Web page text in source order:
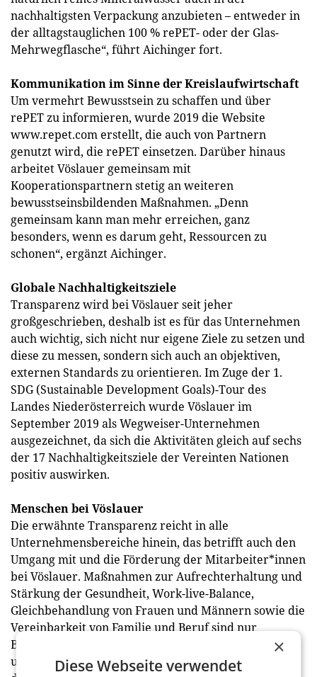
nachhaltigsten Verpackung anzubieten – entweder in
der alltagstauglichen 100 % rePET- oder der Glas-
Mehrwegflasche“, führt Aichinger fort.
Kommunikation im Sinne der Kreislaufwirtschaft
Um vermehrt Bewusstsein zu schaffen und über
rePET zu informieren, wurde 2019 die Website
www.repet.com erstellt, die auch von Partnern
genutzt wird, die rePET einsetzen. Darüber hinaus
arbeitet Vöslauer gemeinsam mit
Kooperationspartnern stetig an weiteren
bewusstseinsbildenden Maßnahmen. „Denn
gemeinsam kann man mehr erreichen, ganz
besonders, wenn es darum geht, Ressourcen zu
schonen“, ergänzt Aichinger.
Globale Nachhaltigkeitsziele
Transparenz wird bei Vöslauer seit jeher
großgeschrieben, deshalb ist es für das Unternehmen
auch wichtig, sich nicht nur eigene Ziele zu setzen und
diese zu messen, sondern sich auch an objektiven,
externen Standards zu orientieren. Im Zuge der 1.
SDG (Sustainable Development Goals)-Tour des
Landes Niederösterreich wurde Vöslauer im
September 2019 als Wegweiser-Unternehmen
ausgezeichnet, da sich die Aktivitäten gleich auf sechs
der 17 Nachhaltigkeitsziele der Vereinten Nationen
positiv auswirken.
Menschen bei Vöslauer
Die erwähnte Transparenz reicht in alle
Unternehmensbereiche hinein, das betrifft auch den
Umgang mit und die Förderung der Mitarbeiter*innen
bei Vöslauer. Maßnahmen zur Aufrechterhaltung und
Stärkung der Gesundheit, Work-live-Balance,
Gleichbehandlung von Frauen und Männern sowie die
Vereinbarkeit von Familie und Beruf sind nur
Beispiele, die jedoch auch regelmäßigen Audits
unterzogen werden. 2019 wurde Vöslauer erneut mit
×
Diese Webseite verwendet